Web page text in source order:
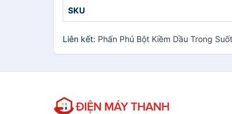
SKU
Liên kết: Phấn Phủ Bột Kiềm Dầu Trong